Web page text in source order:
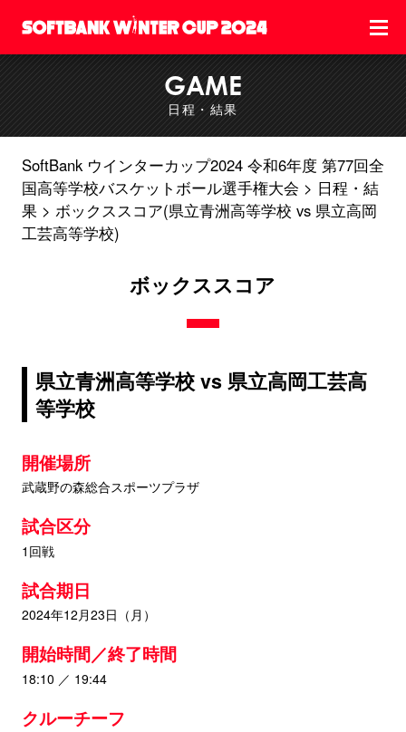
GAME
日程・結果
SoftBank ウインターカップ2024 令和6年度 第77回全
国高等学校バスケットボール選手権大会
日程・結
果
ボックススコア(県立青洲高等学校 vs 県立高岡
工芸高等学校)
ボックススコア
県立青洲高等学校 vs 県立高岡工芸高
等学校
開催場所
武蔵野の森総合スポーツプラザ
試合区分
1回戦
試合期日
2024年12月23日（月）
開始時間／終了時間
18:10 ／ 19:44
クルーチーフ